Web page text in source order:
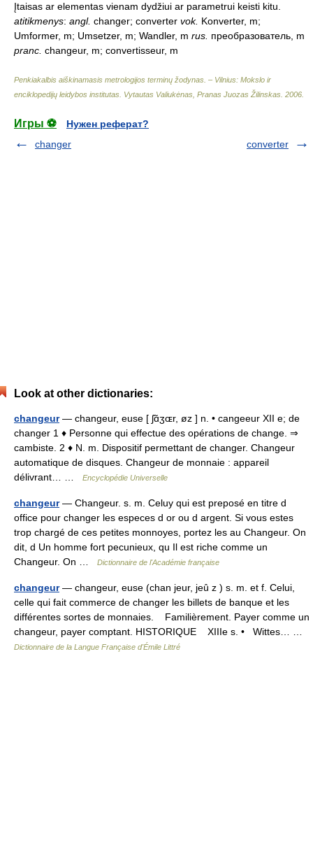
Įtaisas ar elementas vienam dydžiui ar parametrui keisti kitu.
atitikmenys: angl. changer; converter vok. Konverter, m;
Umformer, m; Umsetzer, m; Wandler, m rus. преобразователь, m
pranc. changeur, m; convertisseur, m
Penkiakalbis aiškinamasis metrologijos terminų žodynas. – Vilnius: Mokslo ir
enciklopedijų leidybos institutas Vytautas Valiukėnas, Pranas Juozas Žilinskas 2006
Игры ⚽
Нужен реферат?
changer
converter
Look at other dictionaries:
changeur— changeur, euse [ ʃɑ̃ʒɶr, øz ] n. • cangeeur XII e; de
changer 1 ♦ Personne qui effectue des opérations de change. ⇒
cambiste. 2 ♦ N. m. Dispositif permettant de changer. Changeur
automatique de disques. Changeur de monnaie : appareil
délivrant… …
Encyclopédie Universelle
changeur— Changeur. s. m. Celuy qui est preposé en titre d
office pour changer les especes d or ou d argent. Si vous estes
trop chargé de ces petites monnoyes, portez les au Changeur. On
dit, d Un homme fort pecunieux, qu Il est riche comme un
Changeur. On …
Dictionnaire de l'Académie française
changeur— changeur, euse (chan jeur, jeû z ) s. m. et f. Celui,
celle qui fait commerce de changer les billets de banque et les
différentes sortes de monnaies. Familièrement. Payer comme un
changeur, payer comptant. HISTORIQUE XIIIe s. • Wittes… …
Dictionnaire de la Langue Française d'Émile Littré